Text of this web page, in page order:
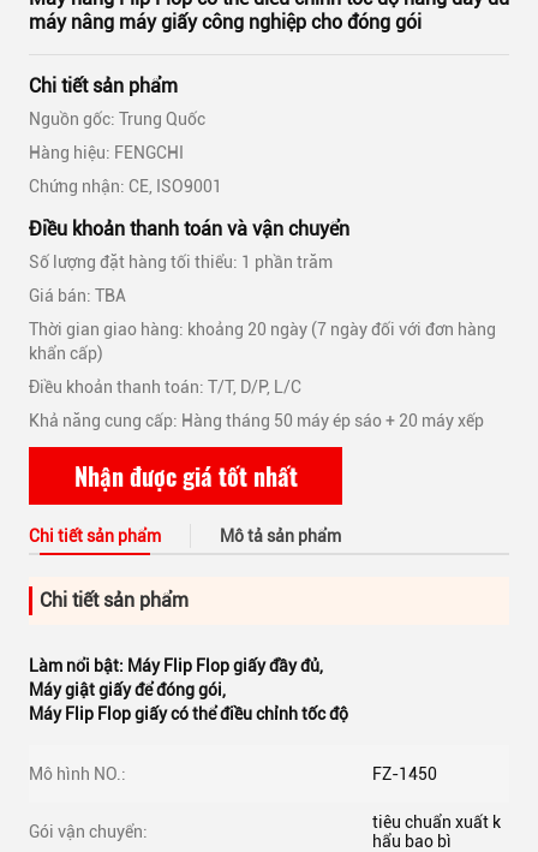
máy nâng máy giấy công nghiệp cho đóng gói
Chi tiết sản phẩm
Nguồn gốc: Trung Quốc
Hàng hiệu: FENGCHI
Chứng nhận: CE, ISO9001
Điều khoản thanh toán và vận chuyển
Số lượng đặt hàng tối thiểu: 1 phần trăm
Giá bán: TBA
Thời gian giao hàng: khoảng 20 ngày (7 ngày đối với đơn hàng
khẩn cấp)
Điều khoản thanh toán: T/T, D/P, L/C
Khả năng cung cấp: Hàng tháng 50 máy ép sáo + 20 máy xếp
Nhận được giá tốt nhất
Chi tiết sản phẩm Mô tả sản phẩm
Chi tiết sản phẩm
Làm nổi bật: Máy Flip Flop giấy đầy đủ,
Máy giật giấy để đóng gói,
Máy Flip Flop giấy có thể điều chỉnh tốc độ
Mô hình NO.: FZ-1450
Gói vận chuyển:
tiêu chuẩn xuất k
hẩu bao bì